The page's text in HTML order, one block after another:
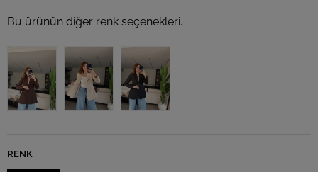
Bu ürünün diğer renk seçenekleri.
RENK